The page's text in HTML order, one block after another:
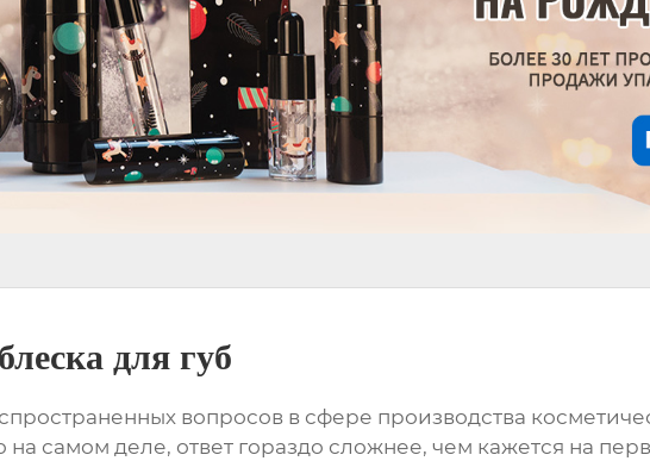
для губ
вопросов в сфере производства
на самом деле, ответ гораздо сложнее, чем кажется на